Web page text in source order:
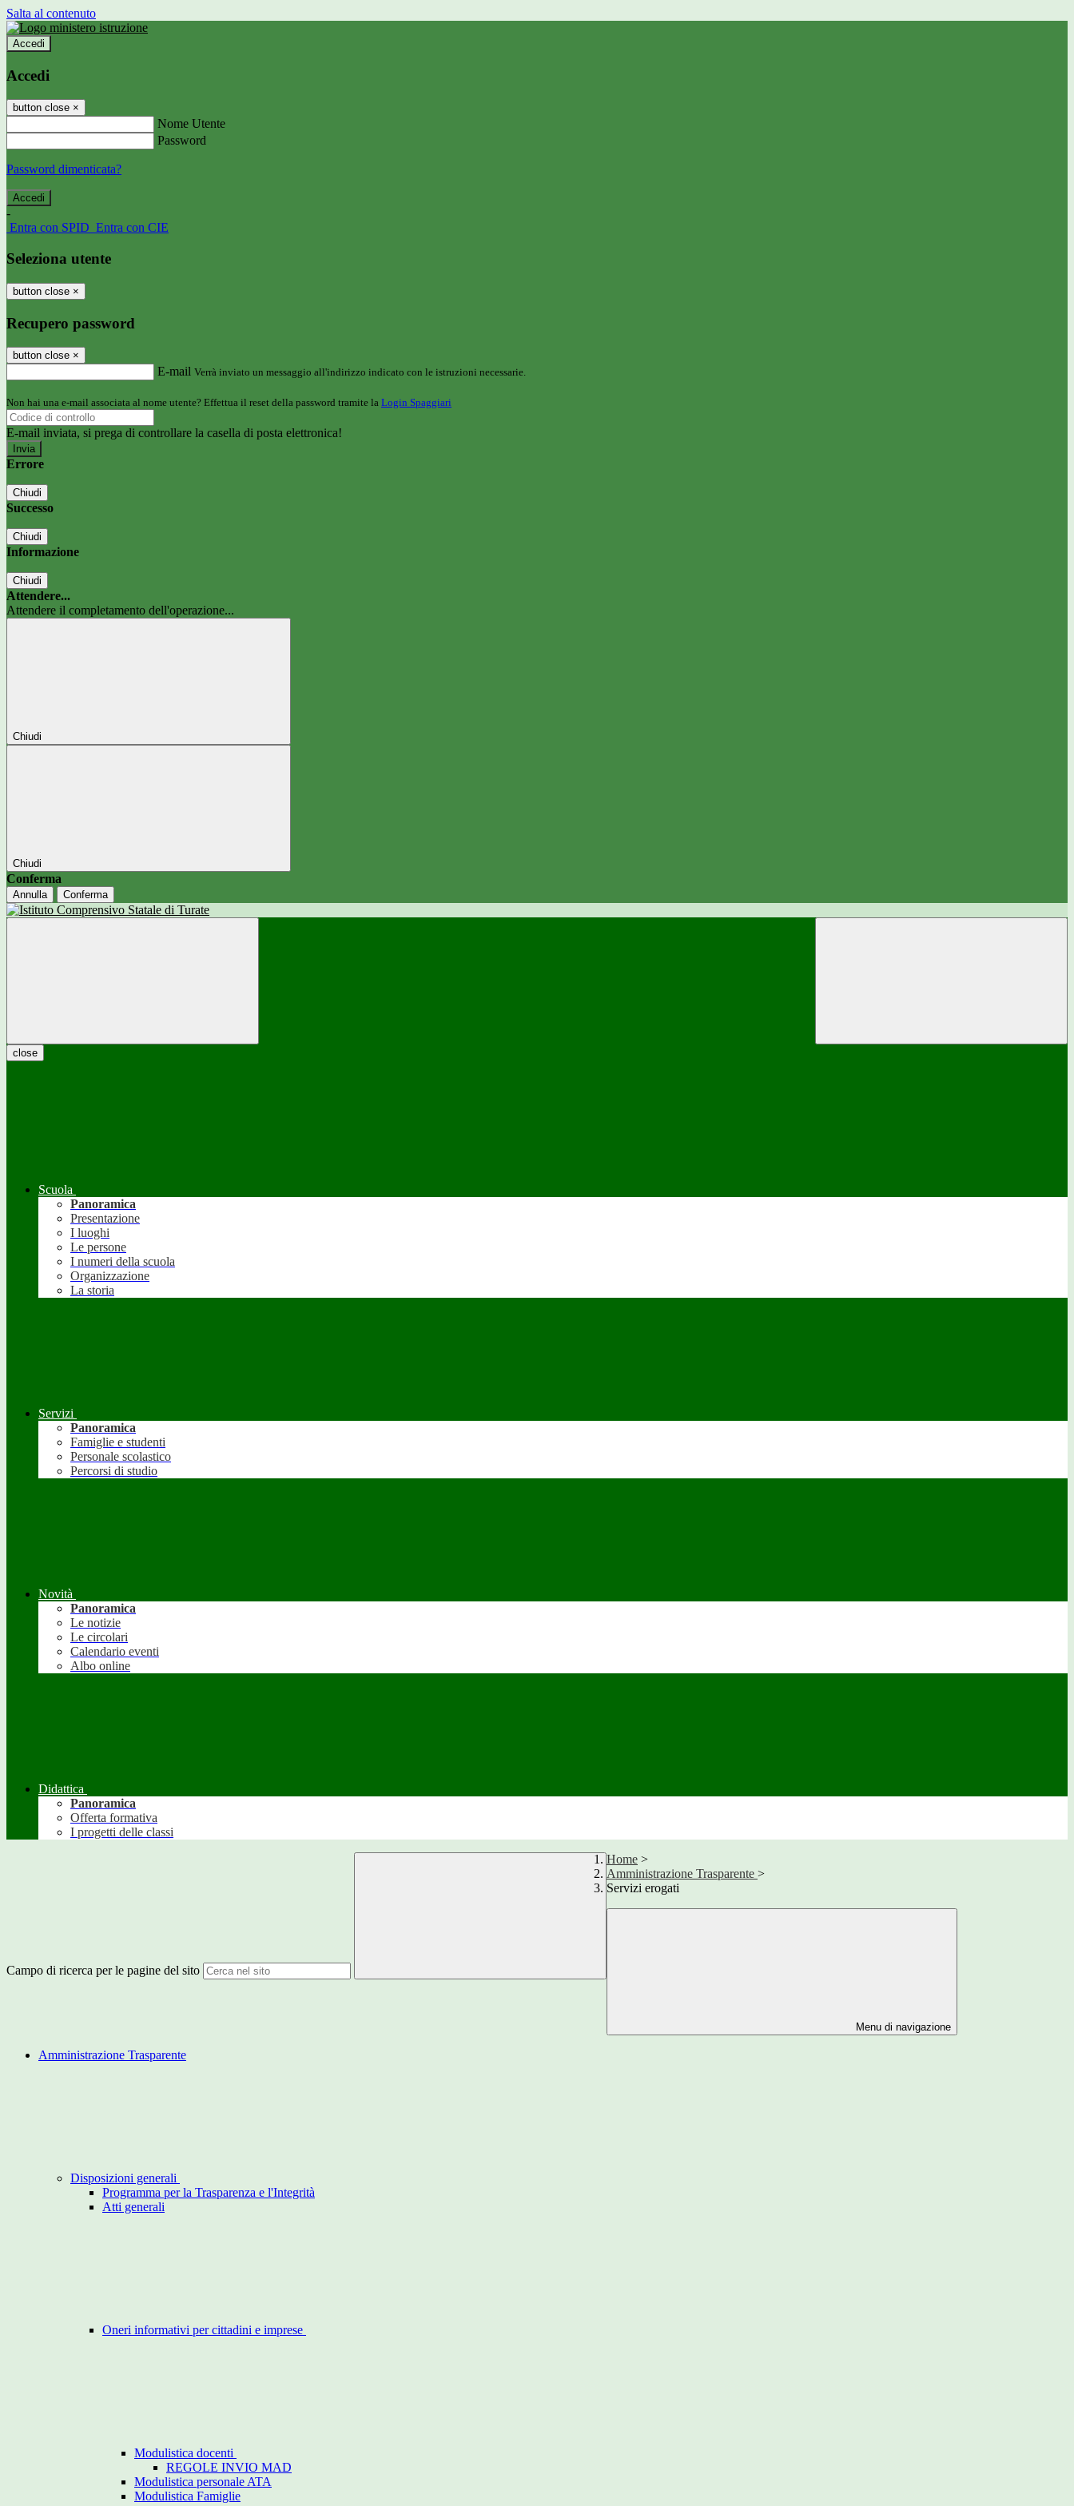
Salta al contenuto
Accedi
Accedi
button close ×
Nome Utente
Password
Password dimenticata?
-
Entra con SPID Entra con CIE
Seleziona utente
button close ×
Recupero password
button close ×
E-mail Verrà inviato un messaggio all'indirizzo indicato con le istruzioni necessarie.
Non hai una e-mail associata al nome utente? Effettua il reset della password tramite la Login Spaggiari
E-mail inviata, si prega di controllare la casella di posta elettronica!
Errore
Chiudi
Successo
Chiudi
Informazione
Chiudi
Attendere...
Attendere il completamento dell'operazione...
Chiudi
Chiudi
Conferma
Annulla Conferma
close
Scuola
Panoramica
Presentazione
I luoghi
Le persone
I numeri della scuola
Organizzazione
La storia
Servizi
Panoramica
Famiglie e studenti
Personale scolastico
Percorsi di studio
Novità
Panoramica
Le notizie
Le circolari
Calendario eventi
Albo online
Didattica
Panoramica
Offerta formativa
I progetti delle classi
Campo di ricerca per le pagine del sito
Home >
Amministrazione Trasparente >
Servizi erogati
Menu di navigazione
Amministrazione Trasparente
Disposizioni generali
Programma per la Trasparenza e l'Integrità
Atti generali
Oneri informativi per cittadini e imprese
Modulistica docenti
REGOLE INVIO MAD
Modulistica personale ATA
Modulistica Famiglie